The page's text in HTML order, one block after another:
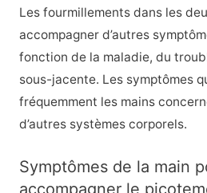
Les fourmillements dans les
accompagner d’autres
fonction de la maladie, du
sous-jacente. Les symptômes
fréquemment les mains
d’autres systèmes corporels.
Symptômes de la main
accompagner le